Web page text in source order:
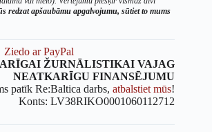
redzat apšaubāmu apgalvojumu, sūtiet to mums
Ziedo ar PayPal
ŽURNĀLISTIKAI VAJAG
NEATKARĪGU FINANSĒJUMU
patīk Re:Baltica darbs,atbalstiet mūs!
Konts: LV38RIKO0001060112712